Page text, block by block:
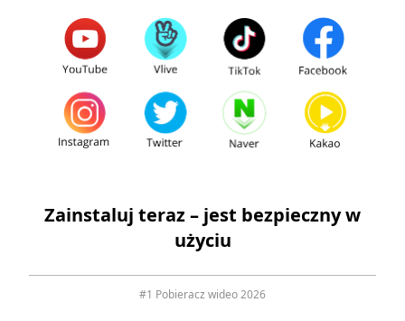
Zainstaluj teraz – jest bezpieczny w
użyciu
#1 Pobieracz wideo 2026